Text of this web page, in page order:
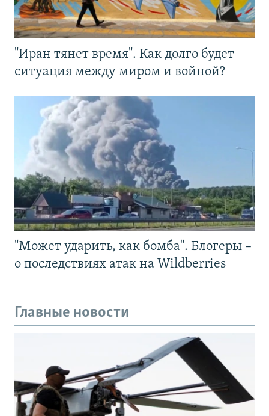
"Иран тянет время". Как долго будет
ситуация между миром и войной?
"Может ударить, как бомба". Блогеры –
о последствиях атак на Wildberries
Главные новости